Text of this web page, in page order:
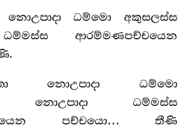
ධම්මො අකුසලස්ස
ආරම්මණපච්චයෙන
නොඋපාදා ධම්මො
නොඋපාදා ධම්මස්ස
පච්චයො… තීණි